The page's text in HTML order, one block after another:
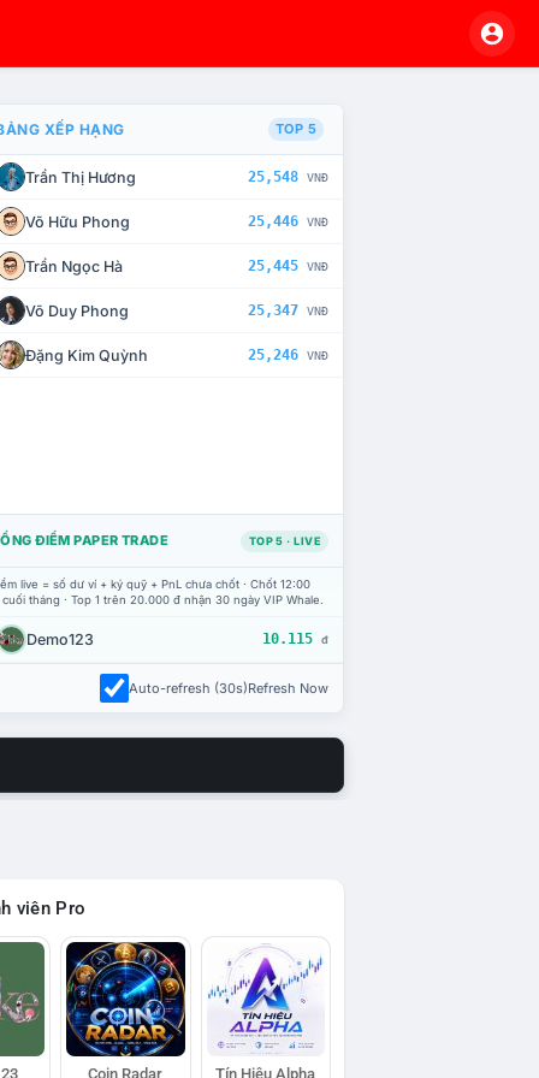
CHẾ TÀI XỬ LÝ VI PHẠM
XẾP HẠNG TOP 5
Trần Thị Hương 25,548 VNĐ
Võ Hữu Phong 25,446 VNĐ
Trần Ngọc Hà 25,445 VNĐ
Võ Duy Phong 25,347 VNĐ
Đặng Kim Quỳnh 25,246 VNĐ
ĐIỂM PAPER TRADE TOP 5 · LIVE
live = số dư ví + ký quỹ + PnL chưa chốt · Chốt 12:00
tháng · Top 1 trên 20.000 đ nhận 30 ngày VIP Whale.
Demo123 10.115 đ
Auto-refresh (30s)Refresh Now
viên Pro
Coin Radar Tín Hiệu Alpha